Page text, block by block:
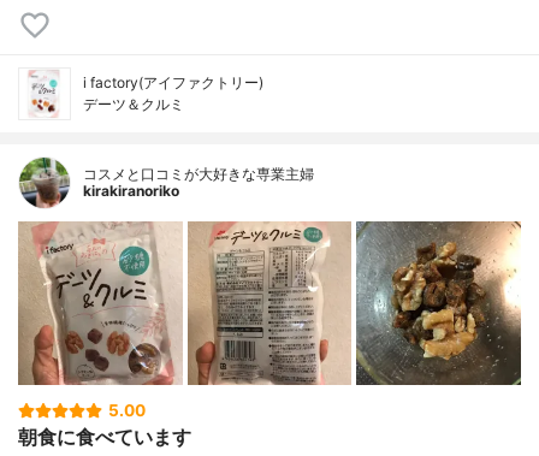
i factory(アイファクトリー)
デーツ＆クルミ
コスメと口コミが大好きな専業主婦
kirakiranoriko
5.00
朝食に食べています